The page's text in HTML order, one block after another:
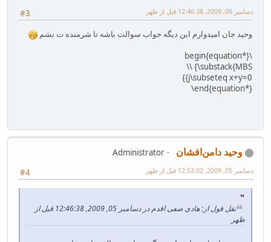
#3
دسامبر 05, 2009, 12:46:38 قبل از ظهر
وحید جان امیدوارم این دیگه جواب سوالت باشه تا شرمنده ت نشم
\begin{equation*}
‎{\substack{MBS‎‎ \\
j\subseteq x+‎y=0‎‎}}
‎\end{equation*}‎‎
وحید دامن‌افشان
Administrator
#4
دسامبر 05, 2009, 12:52:02 قبل از ظهر
نقل قول از: هادی صفی اقدم در دسامبر 05, 2009, 12:46:38 قبل از
ظهر